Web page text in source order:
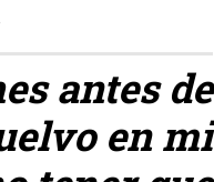
antes de
en mi